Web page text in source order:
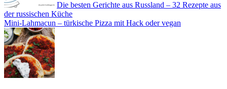
Die besten Gerichte aus Russland – 32 Rezepte aus
der russischen Küche
Mini-Lahmacun – türkische Pizza mit Hack oder vegan